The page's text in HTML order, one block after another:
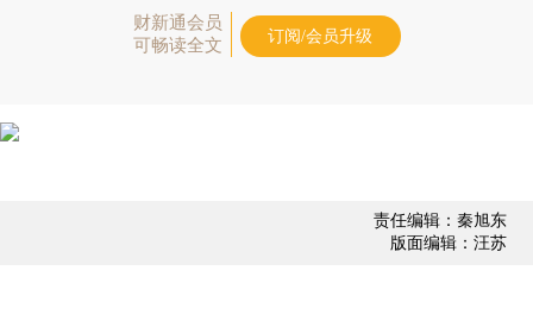
财新通会员
可畅读全文
订阅/会员升级
责任编辑：秦旭东
版面编辑：汪苏